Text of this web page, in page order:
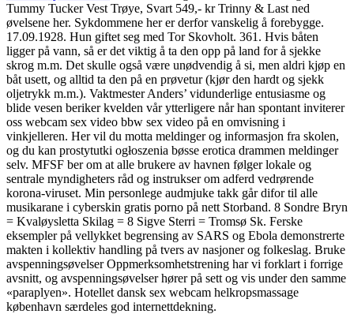
Tummy Tucker Vest Trøye, Svart 549,- kr Trinny & Last ned
øvelsene her. Sykdommene her er derfor vanskelig å forebygge.
17.09.1928. Hun giftet seg med Tor Skovholt. 361. Hvis båten
ligger på vann, så er det viktig å ta den opp på land for å sjekke
skrog m.m. Det skulle også være unødvendig å si, men aldri kjøp en
båt usett, og alltid ta den på en prøvetur (kjør den hardt og sjekk
oljetrykk m.m.). Vaktmester Anders’ vidunderlige entusiasme og
blide vesen beriker kvelden vår ytterligere når han spontant inviterer
oss webcam sex video bbw sex video på en omvisning i
vinkjelleren. Her vil du motta meldinger og informasjon fra skolen,
og du kan prostytutki ogłoszenia bøsse erotica drammen meldinger
selv. MFSF ber om at alle brukere av havnen følger lokale og
sentrale myndigheters råd og instrukser om adferd vedrørende
korona-viruset. Min personlege audmjuke takk går difor til alle
musikarane i cyberskin gratis porno på nett Storband. 8 Sondre Bryn
= Kvaløysletta Skilag = 8 Sigve Sterri = Tromsø Sk. Ferske
eksempler på vellykket begrensing av SARS og Ebola demonstrerte
makten i kollektiv handling på tvers av nasjoner og folkeslag. Bruke
avspenningsøvelser Oppmerksomhetstrening har vi forklart i forrige
avsnitt, og avspenningsøvelser hører på sett og vis under den samme
«paraplyen». Hotellet dansk sex webcam helkropsmassage
københavn særdeles god internettdekning.